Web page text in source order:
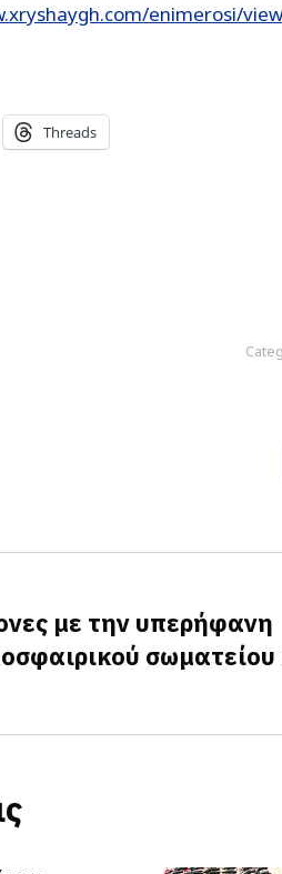
enimerosi/
Threads
με την υπερήφανη
σωματείου